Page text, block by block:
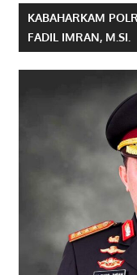
KABAHARKAM
FADIL IMRAN, M.SI.